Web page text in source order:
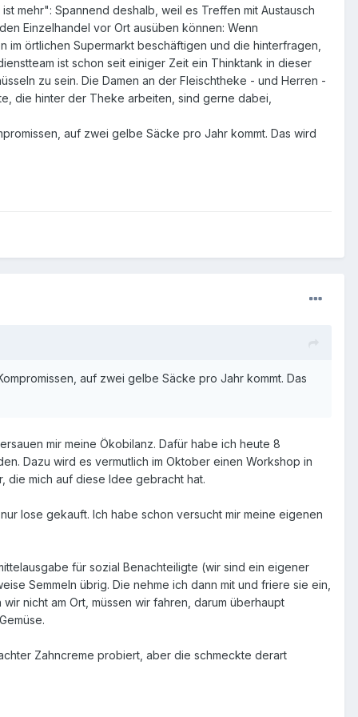
mehr": Spannend deshalb, weil es Treffen mit Austausch
Einzelhandel vor Ort ausüben können: Wenn
örtlichen Supermarkt beschäftigen und die hinterfragen,
ist schon seit einiger Zeit ein Thinktank in dieser
zu sein. Die Damen an der Fleischtheke - und Herren -
die hinter der Theke arbeiten, sind gerne dabei,
auf zwei gelbe Säcke pro Jahr kommt. Das wird
auf zwei gelbe Säcke pro Jahr kommt. Das
mir meine Ökobilanz. Dafür habe ich heute 8
Dazu wird es vermutlich im Oktober einen Workshop in
die mich auf diese Idee gebracht hat.
lose gekauft. Ich habe schon versucht mir meine eigenen
für sozial Benachteiligte (wir sind ein eigener
Semmeln übrig. Die nehme ich dann mit und friere sie ein,
nicht am Ort, müssen wir fahren, darum überhaupt
Zahncreme probiert, aber die schmeckte derart